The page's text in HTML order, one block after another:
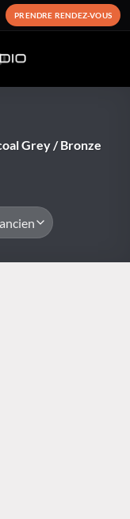
PRENDRE RENDEZ-VOUS
Grey / Bronze